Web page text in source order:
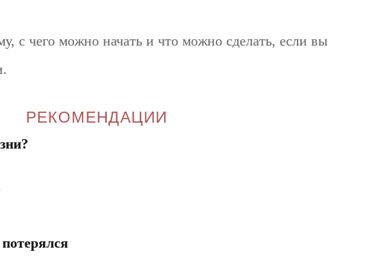
с чего можно начать и что можно сделать, если вы
РЕКОМЕНДАЦИИ